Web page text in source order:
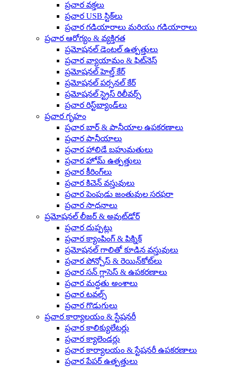
ప్రచార వక్తలు
ప్రచార USB స్టిక్‌లు
ప్రచార గడియారాలు మరియు గడియారాలు
ప్రచార ఆరోగ్యం & వ్యక్తిగత
ప్రమోషనల్ డెంటల్ ఉత్పత్తులు
ప్రచార వ్యాయామం & ఫిట్‌నెస్
ప్రమోషనల్ హెల్త్ కేర్
ప్రమోషనల్ పర్సనల్ కేర్
ప్రమోషనల్ స్ట్రెస్ రిలీవర్స్
ప్రచార రిస్ట్‌బ్యాండ్‌లు
ప్రచార గృహం
ప్రచార బార్ & పానీయాల ఉపకరణాలు
ప్రచార పానీయాలు
ప్రచార హాలిడే బహుమతులు
ప్రచార హోమ్ ఉత్పత్తులు
ప్రచార కీరింగ్‌లు
ప్రచార కిచెన్ వస్తువులు
ప్రచార పెంపుడు జంతువుల సరఫరా
ప్రచార సాధనాలు
ప్రమోషనల్ లీజర్ & అవుట్‌డోర్
ప్రచార దుప్పట్లు
ప్రచార క్యాంపింగ్ & పిక్నిక్
ప్రమోషనల్ గాలితో కూడిన వస్తువులు
ప్రచార పోన్చోస్ & రెయిన్‌కోట్‌లు
ప్రచార సన్ గ్లాసెస్ & ఉపకరణాలు
ప్రచార మద్దతు అంశాలు
ప్రచార టవల్స్
ప్రచార గొడుగులు
ప్రచార కార్యాలయం & స్టేషనరీ
ప్రచార కాలిక్యులేటర్లు
ప్రచార క్యాలెండర్లు
ప్రచార కార్యాలయం & స్టేషనరీ ఉపకరణాలు
ప్రచార పేపర్ ఉత్పత్తులు